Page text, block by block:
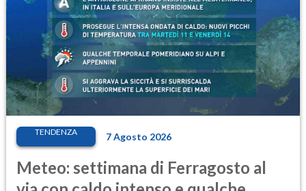
TENDENZA 7 Agosto 2026
Meteo: settimana di Ferragosto al